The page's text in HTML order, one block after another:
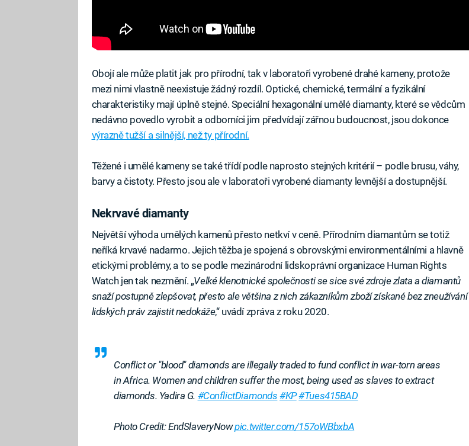
Obojí ale může platit jak pro přírodní, tak v laboratoři vyrobené drahé kameny, protože
mezi nimi vlastně neexistuje žádný rozdíl. Optické, chemické, termální a fyzikální
charakteristiky mají úplně stejné. Speciální hexagonální umělé diamanty, které se vědcům
nedávno povedlo vyrobit a odborníci jim předvídají zářnou budoucnost, jsou dokonce
výrazně tužší a silnější, než ty přírodní.
Těžené i umělé kameny se také třídí podle naprosto stejných kritérií – podle brusu, váhy,
barvy a čistoty. Přesto jsou ale v laboratoři vyrobené diamanty levnější a dostupnější.
Nekrvavé diamanty
Největší výhoda umělých kamenů přesto netkví v ceně. Přírodním diamantům se totiž
neříká krvavé nadarmo. Jejich těžba je spojená s obrovskými environmentálními a hlavně
etickými problémy, a to se podle mezinárodní lidskoprávní organizace Human Rights
Watch jen tak nezmění. „Velké klenotnické společnosti se sice své zdroje zlata a diamantů
snaží postupně zlepšovat, přesto ale většina z nich zákazníkům zboží získané bez zneužívání
lidských práv zajistit nedokáže,“ uvádí zpráva z roku 2020.
Conflict or "blood" diamonds are illegally traded to fund conflict in war-torn areas
in Africa. Women and children suffer the most, being used as slaves to extract
diamonds. Yadira G. #ConflictDiamonds #KP#Tues415BAD
Photo Credit: EndSlaveryNowpic.twitter.com/157oWBbxbA